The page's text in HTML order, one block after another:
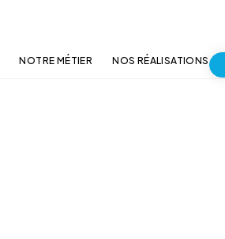
NOTRE MÉTIER NOS RÉALISATIONS